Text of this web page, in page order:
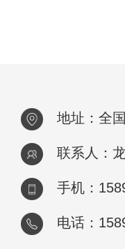
地址：全
联系人：
手机：
电话：